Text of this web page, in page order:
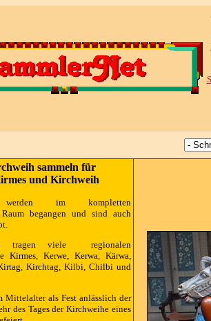
sammeln für
und Kirchweih
werden im kompletten
Raum begangen und sind auch
tragen viele regionalen
Kirmes, Kerwe, Kerwa, Kärwa,
Kirchtag, Kilbi, Chilbi und
Mittelalter als Fest anlässlich der
des Tages der Kirchweihe eines